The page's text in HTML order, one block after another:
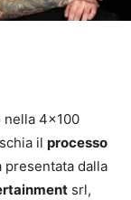
nella 4×100
il processo
presentata dalla
srl,